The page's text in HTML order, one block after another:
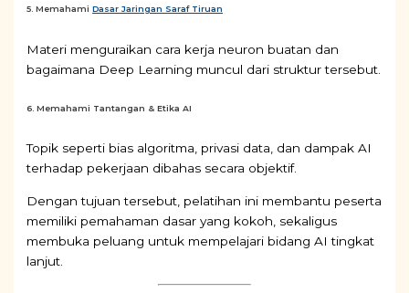
5. MemahamiDasar Jaringan Saraf Tiruan
Materi menguraikan cara kerja neuron buatan dan
bagaimana Deep Learning muncul dari struktur tersebut.
6. Memahami Tantangan & Etika AI
Topik seperti bias algoritma, privasi data, dan dampak AI
terhadap pekerjaan dibahas secara objektif.
Dengan tujuan tersebut, pelatihan ini membantu peserta
memiliki pemahaman dasar yang kokoh, sekaligus
membuka peluang untuk mempelajari bidang AI tingkat
lanjut.